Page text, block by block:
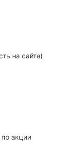
на сайте)
акции